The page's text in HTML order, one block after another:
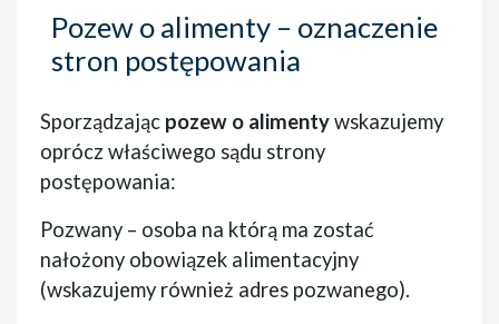
Pozew o alimenty – oznaczenie
stron postępowania
Sporządzając pozew o alimentywskazujemy
oprócz właściwego sądu strony
postępowania:
Pozwany – osoba na którą ma zostać
nałożony obowiązek alimentacyjny
(wskazujemy również adres pozwanego).